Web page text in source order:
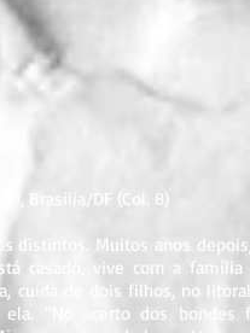
Brasília/DF (Col. 8)
distintos. Muitos anos
casado, vive com a família
cuida de dois filhos, no
ela. “No acerto dos